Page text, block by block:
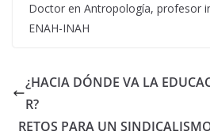
Doctor en Antropología, profesor
ENAH-INAH
¿HACIA DÓNDE VA LA
R?
RETOS PARA UN